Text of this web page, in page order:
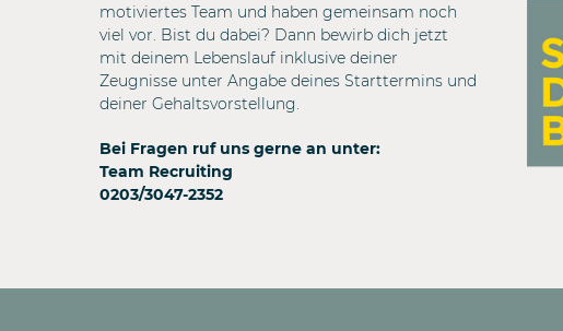
motiviertes Team und haben gemeinsam noch
viel vor. Bist du dabei? Dann bewirb dich jetzt
mit deinem Lebenslauf inklusive deiner
Zeugnisse unter Angabe deines Starttermins und
deiner Gehaltsvorstellung.
Bei Fragen ruf uns gerne an unter:
Team Recruiting
0203/3047-2352